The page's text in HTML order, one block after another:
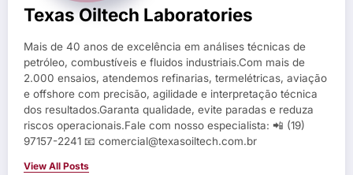
Texas Oiltech Laboratories
Mais de 40 anos de excelência em análises técnicas de
petróleo, combustíveis e fluidos industriais.Com mais de
2.000 ensaios, atendemos refinarias, termelétricas, aviação
e offshore com precisão, agilidade e interpretação técnica
dos resultados.Garanta qualidade, evite paradas e reduza
riscos operacionais.Fale com nosso especialista: 📲 (19)
97157-2241 📧 comercial@texasoiltech.com.br
View All Posts